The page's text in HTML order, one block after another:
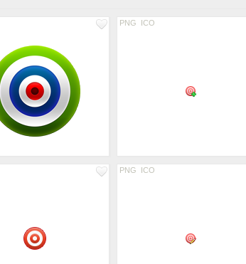
PNG ICO
PNG ICO